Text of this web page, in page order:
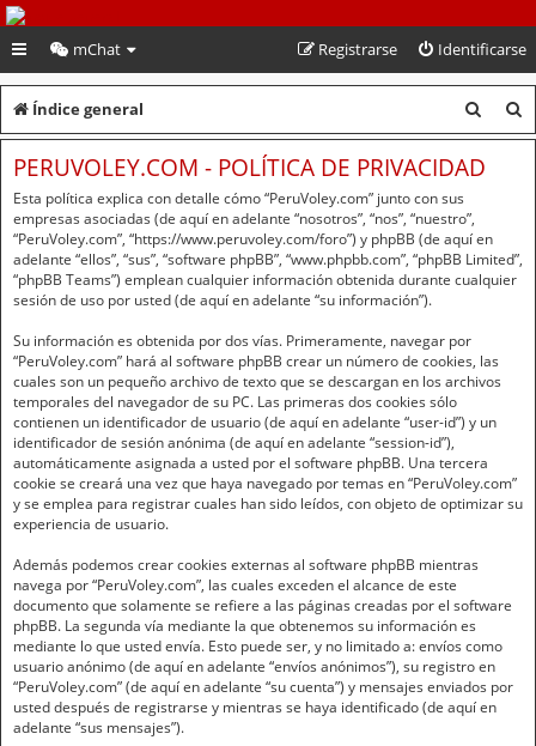
PeruVoley.com
mChat Identificarse
Registrarse
Índice general
u
u
s
a
r
PERUVOLEY.COM - POLÍTICA DE PRIVACIDAD
Esta política explica con detalle cómo “PeruVoley.com” junto con sus
empresas asociadas (de aquí en adelante “nosotros”, “nos”, “nuestro”,
“PeruVoley.com”, “https://www.peruvoley.com/foro”) y phpBB (de aquí en
adelante “ellos”, “sus”, “software phpBB”, “www.phpbb.com”, “phpBB Limited”,
“phpBB Teams”) emplean cualquier información obtenida durante cualquier
sesión de uso por usted (de aquí en adelante “su información”).
Su información es obtenida por dos vías. Primeramente, navegar por
“PeruVoley.com” hará al software phpBB crear un número de cookies, las
cuales son un pequeño archivo de texto que se descargan en los archivos
temporales del navegador de su PC. Las primeras dos cookies sólo
contienen un identificador de usuario (de aquí en adelante “user-id”) y un
identificador de sesión anónima (de aquí en adelante “session-id”),
automáticamente asignada a usted por el software phpBB. Una tercera
cookie se creará una vez que haya navegado por temas en “PeruVoley.com”
y se emplea para registrar cuales han sido leídos, con objeto de optimizar su
experiencia de usuario.
Además podemos crear cookies externas al software phpBB mientras
navega por “PeruVoley.com”, las cuales exceden el alcance de este
documento que solamente se refiere a las páginas creadas por el software
phpBB. La segunda vía mediante la que obtenemos su información es
mediante lo que usted envía. Esto puede ser, y no limitado a: envíos como
usuario anónimo (de aquí en adelante “envíos anónimos”), su registro en
“PeruVoley.com” (de aquí en adelante “su cuenta”) y mensajes enviados por
usted después de registrarse y mientras se haya identificado (de aquí en
adelante “sus mensajes”).